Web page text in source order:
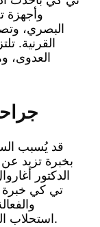
البصري،
القرنية.
العدوى،
قد يُسبب
بخبرة تزيد
الدكتور
تي كي خبرة
استحلاب العدسة، لاستعادة البصر بأقل فترة نقاهة.